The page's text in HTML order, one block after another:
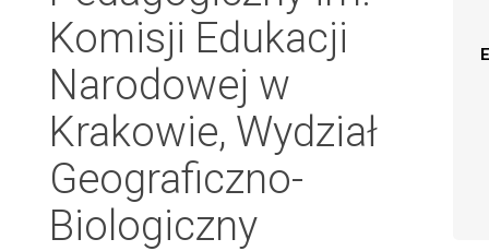
Komisji Edukacji
Narodowej w
Krakowie, Wydział
Geograficzno-
Biologiczny